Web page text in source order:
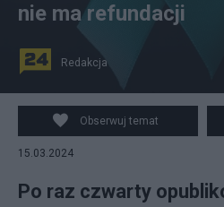
fot. Canva
nie ma refundacji
Redakcja
Obserwuj temat
15.03.2024
Po raz czwarty